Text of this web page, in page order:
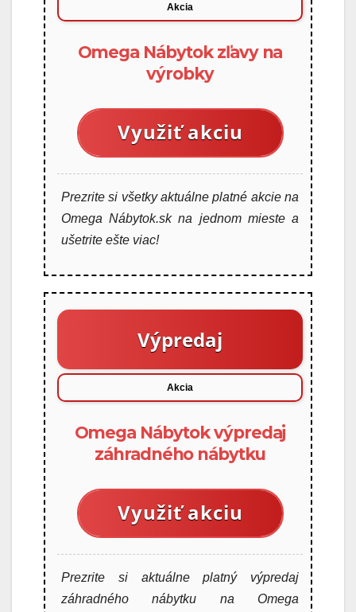
Akcia
Omega Nábytok zľavy na
výrobky
Využiť akciu
Prezrite si všetky aktuálne platné akcie na
Omega Nábytok.sk na jednom mieste a
ušetrite ešte viac!
Výpredaj
Akcia
Omega Nábytok výpredaj
záhradného nábytku
Využiť akciu
Prezrite si aktuálne platný výpredaj
záhradného nábytku na Omega